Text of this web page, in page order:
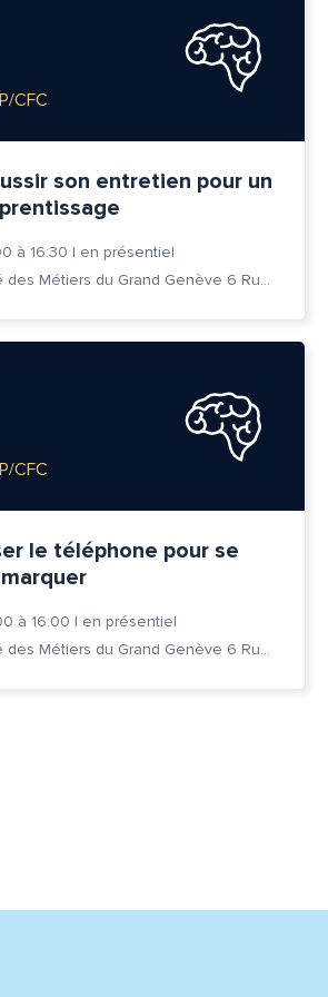
CFC
son entretien pour un
à 16:30 | en présentiel
Cité des Métiers du Grand Genève 6 Rue Prévost-Martin 1205 Genève
CFC
le téléphone pour se
à 16:00 | en présentiel
Cité des Métiers du Grand Genève 6 Rue Prévost-Martin 1205 Genève